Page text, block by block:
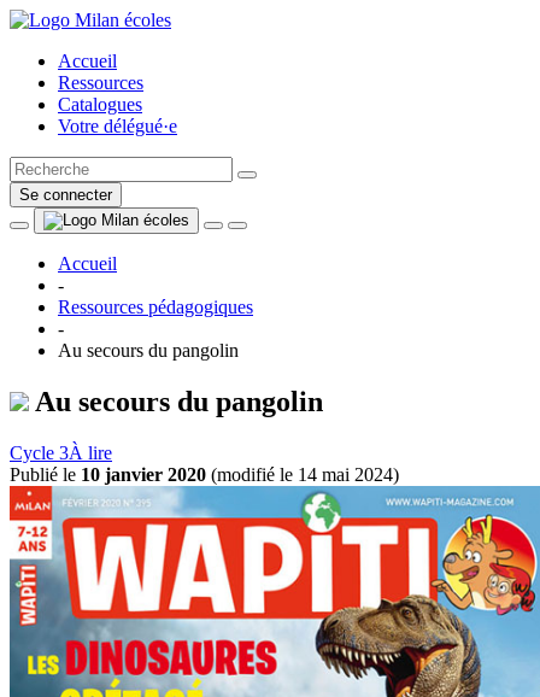
Accueil
Ressources
Catalogues
Votre délégué·e
Se connecter
Accueil
-
Ressources pédagogiques
-
Au secours du pangolin
Au secours du pangolin
Cycle 3À lire
Publié le 10 janvier 2020 (modifié le 14 mai 2024)